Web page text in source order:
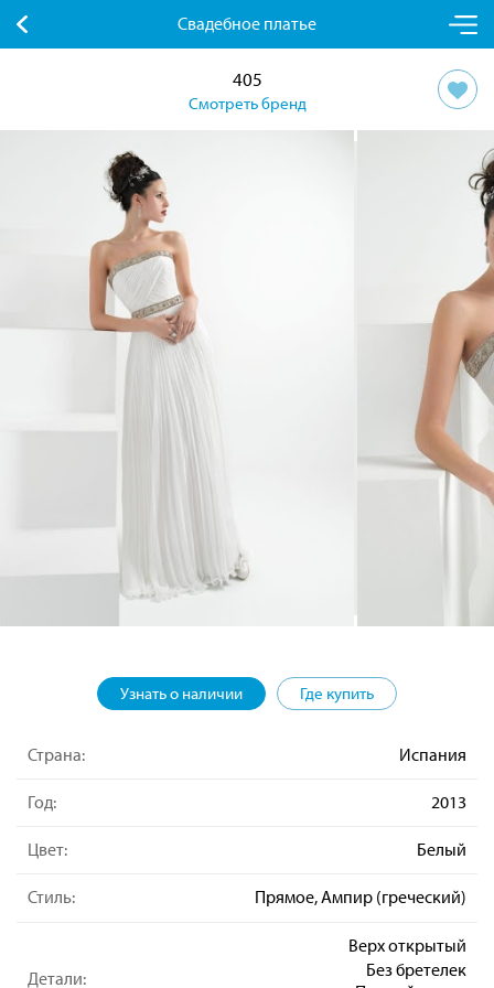
Свадебное платье
405
Смотреть бренд
Узнать о наличии Где купить
Страна: Испания
Год: 2013
Цвет: Белый
Стиль: Прямое, Ампир (греческий)
Детали:
Верх открытый
Без бретелек